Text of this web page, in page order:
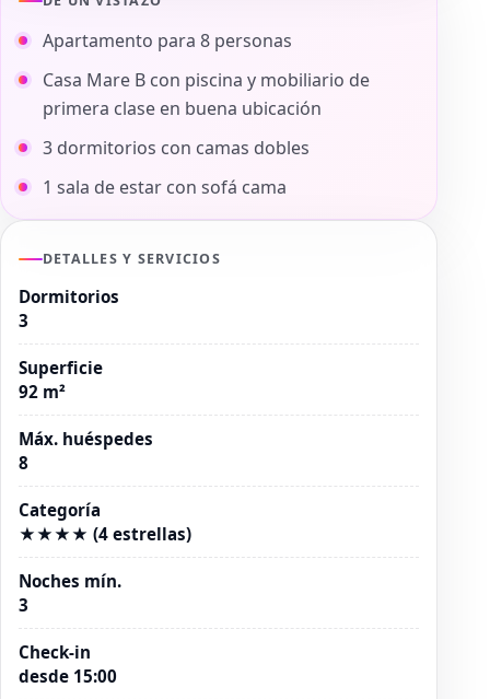
Apartamento para 8 personas
Casa Mare B con piscina y mobiliario de
primera clase en buena ubicación
3 dormitorios con camas dobles
1 sala de estar con sofá cama
DETALLES Y SERVICIOS
Dormitorios
3
Superficie
92 m²
Máx. huéspedes
8
Categoría
★★★★ (4 estrellas)
Noches mín.
3
Check-in
desde 15:00